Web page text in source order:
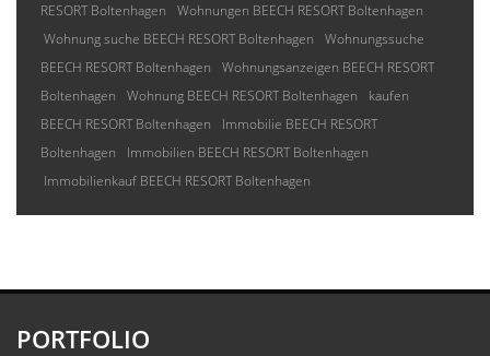
RESORT Boltenhagen
Wohnungen BEECH RESORT Boltenhagen
Wohnung suche BEECH RESORT Boltenhagen
Wohnungssuche
BEECH RESORT Boltenhagen
Wohnungsanzeigen BEECH RESORT
Boltenhagen
Wohnung BEECH RESORT Boltenhagen
kaufen
BEECH RESORT Boltenhagen
Immobilie BEECH RESORT
Boltenhagen
Immobilien BEECH RESORT Boltenhagen
Immobilienkauf BEECH RESORT Boltenhagen
PORTFOLIO